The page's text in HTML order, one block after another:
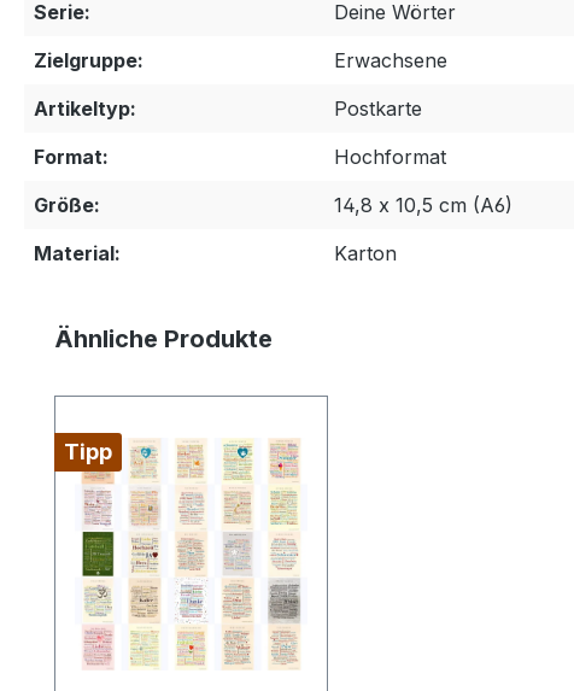
Serie:
Deine Wörter
Zielgruppe:
Erwachsene
Artikeltyp:
Postkarte
Format:
Hochformat
Größe:
14,8 x 10,5 cm (A6)
Material:
Karton
Produktgalerie überspringen
Ähnliche Produkte
Tipp